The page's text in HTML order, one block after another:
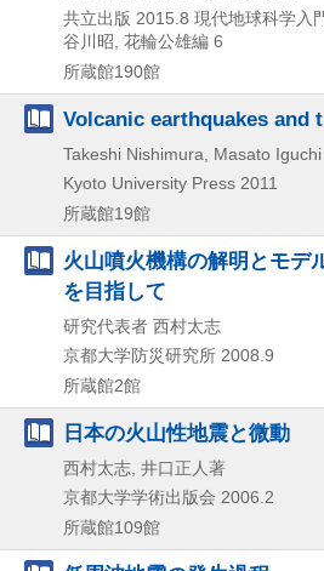
共立出版 2015.8 現代地球科学入
谷川昭, 花輪公雄編 6
所蔵館190館
Volcanic earthquakes and
Takeshi Nishimura, Masato Iguchi
Kyoto University Press 2011
所蔵館19館
火山噴火機構の解明とモデ
を目指して
研究代表者 西村太志
京都大学防災研究所 2008.9
所蔵館2館
日本の火山性地震と微動
西村太志, 井口正人著
京都大学学術出版会 2006.2
所蔵館109館